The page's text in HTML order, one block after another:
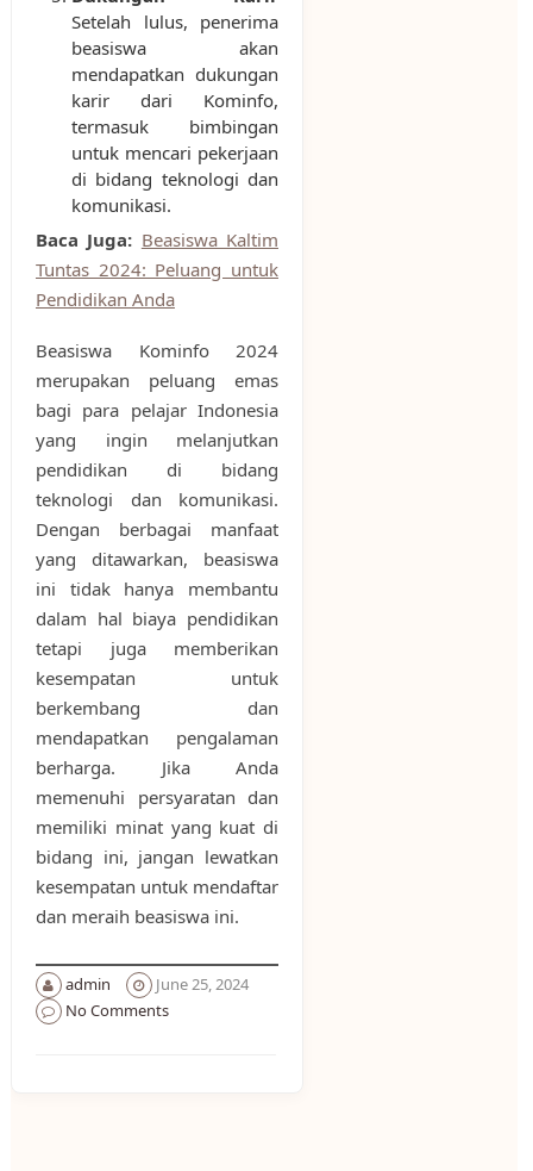
Setelah lulus, penerima
beasiswa akan
mendapatkan dukungan
karir dari Kominfo,
termasuk bimbingan
untuk mencari pekerjaan
di bidang teknologi dan
komunikasi.
Baca Juga: Beasiswa Kaltim
Tuntas 2024: Peluang untuk
Pendidikan Anda
Beasiswa Kominfo 2024
merupakan peluang emas
bagi para pelajar Indonesia
yang ingin melanjutkan
pendidikan di bidang
teknologi dan komunikasi.
Dengan berbagai manfaat
yang ditawarkan, beasiswa
ini tidak hanya membantu
dalam hal biaya pendidikan
tetapi juga memberikan
kesempatan untuk
berkembang dan
mendapatkan pengalaman
berharga. Jika Anda
memenuhi persyaratan dan
memiliki minat yang kuat di
bidang ini, jangan lewatkan
kesempatan untuk mendaftar
dan meraih beasiswa ini.
admin
June 25, 2024
No Comments